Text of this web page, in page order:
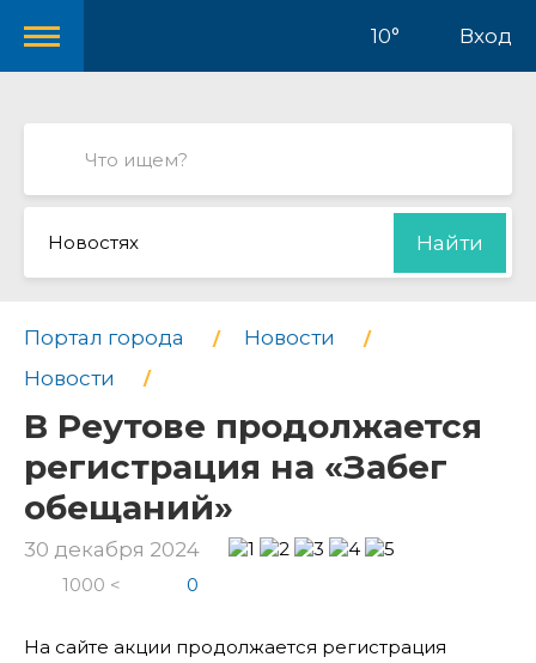
10° Вход
Новостях Найти
Портал города
Новости
Новости
В Реутове продолжается
регистрация на «Забег
обещаний»
30 декабря 2024
1000 < 0
На сайте акции продолжается регистрация